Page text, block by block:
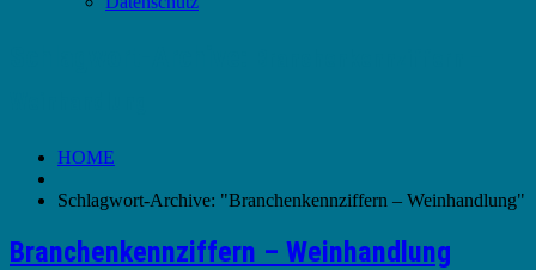
HOME
Schlagwort-Archive: "Branchenkennziffern – Weinhandlung"
Branchenkennziffern – Weinhandlung